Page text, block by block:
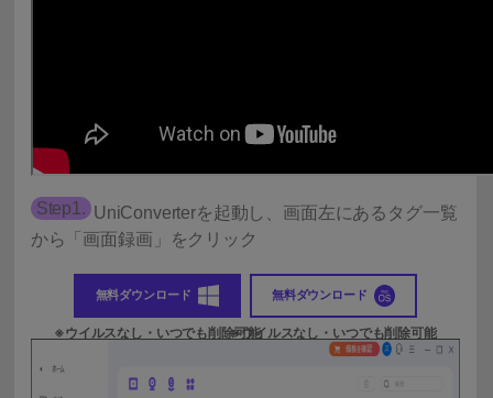
Step1. UniConverterを起動し、画面左にあるタグ一覧
から「画面録画」をクリック
無料ダウンロード 無料ダウンロード